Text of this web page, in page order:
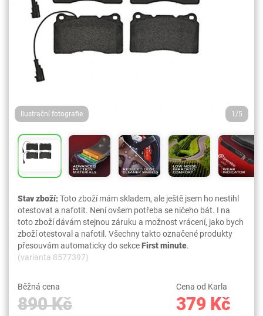
Ilustrační fotografie 1/5
Stav zboží:Toto zboží mám skladem, ale ještě jsem ho nestihl
otestovat a nafotit. Není ovšem potřeba se ničeho bát. I na
toto zboží dávám stejnou záruku a možnost vrácení, jako bych
zboží otestoval a nafotil. Všechny takto označené produkty
přesouvám automaticky do sekceFirst minute.
(varianta 8577397)
Běžná cena
890 Kč
Cena od Karla
379 Kč